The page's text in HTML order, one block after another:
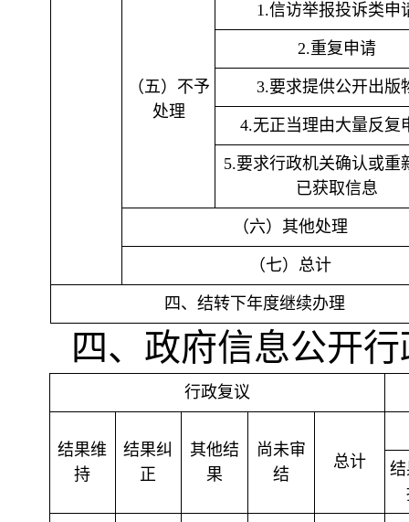
（五）不予
处理
1.信访举报投诉类申
2.重复申请
3.要求提供公开出版
4.无正当理由大量反复
5.要求行政机关确认或重
已获取信息
（六）其他处理
（七）总计
四、结转下年度继续办理
四、政府信息公开
行政复议
结果维
持
结果纠
正
其他结
果
尚未审
结
总计